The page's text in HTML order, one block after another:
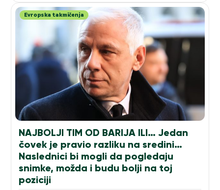
Evropska takmičenja
NAJBOLJI TIM OD BARIJA ILI… Jedan
čovek je pravio razliku na sredini…
Naslednici bi mogli da pogledaju
snimke, možda i budu bolji na toj
poziciji